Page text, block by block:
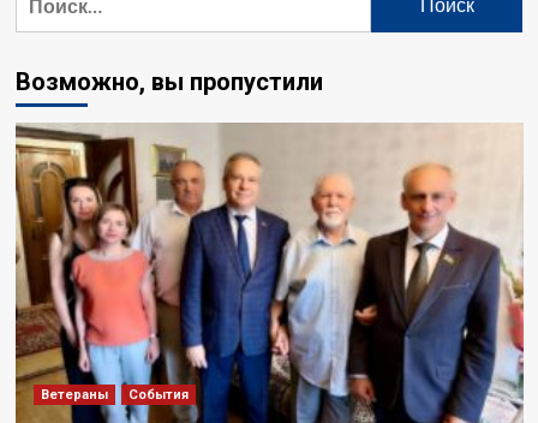
Возможно, вы пропустили
Ветераны События